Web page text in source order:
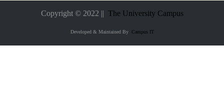
Copyright © 2022 || The University Campus
Developed & Maintained ByCampus IT